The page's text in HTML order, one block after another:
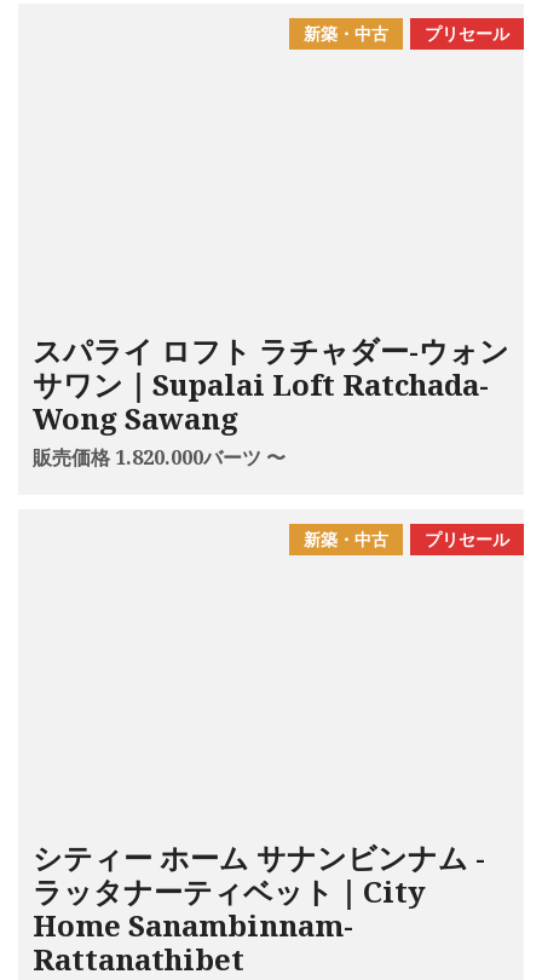
プリセール
新築・中古
スパライ ロフト ラチャダー-ウォン
サワン｜Supalai Loft Ratchada-
Wong Sawang
販売価格 1.820.000バーツ 〜
プリセール
新築・中古
シティー ホーム サナンビンナム -
ラッタナーティベット｜City
Home Sanambinnam-
Rattanathibet